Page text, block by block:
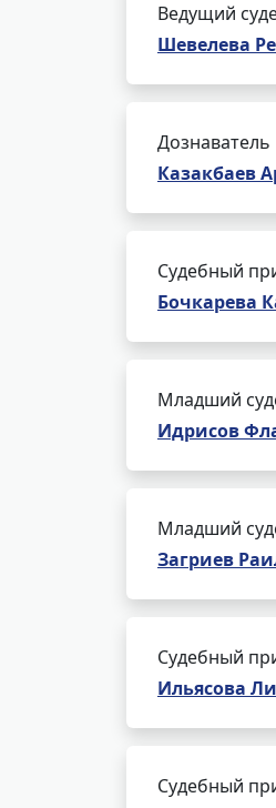
Ведущий
Шевелева
Дознаватель
Казакбаев
Судебный
Бочкарева
Младший
Идрисов
Младший
Загриев
Судебный
Ильясова
Судебный